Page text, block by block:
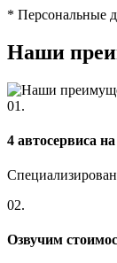
* Персональные
Наши
01.
4 автосервиса
02.
Озвучим